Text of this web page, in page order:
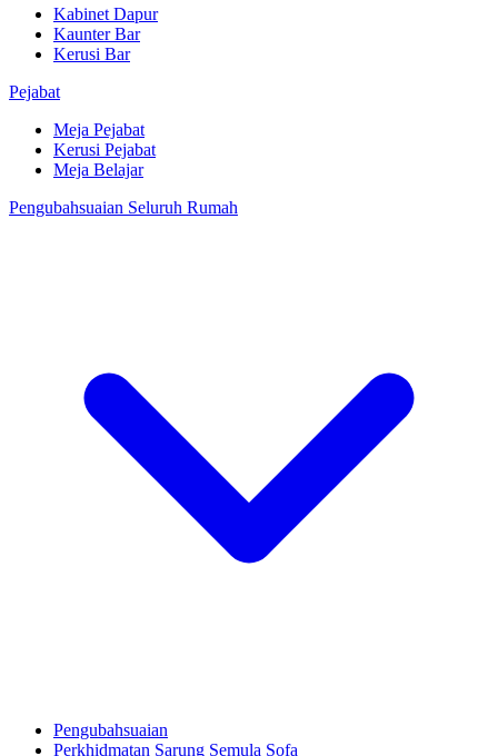
Kabinet Dapur
Kaunter Bar
Kerusi Bar
Pejabat
Meja Pejabat
Kerusi Pejabat
Meja Belajar
Pengubahsuaian Seluruh Rumah
Pengubahsuaian
Perkhidmatan Sarung Semula Sofa